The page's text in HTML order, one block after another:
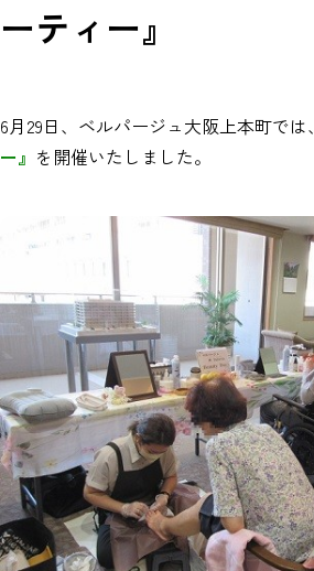
ーティー』
6月29日、ベルパージュ大阪上本町では、
ー』 を開催いたしました。